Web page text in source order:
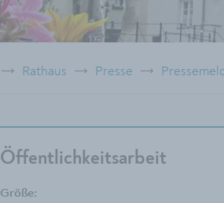
Rathaus Presse
Öffentlichkeitsarbeit
Größe: